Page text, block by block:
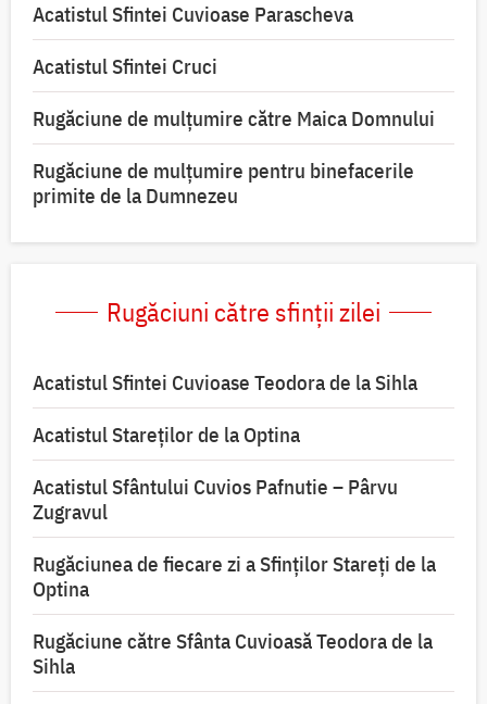
Acatistul Sfintei Cuvioase Parascheva
Acatistul Sfintei Cruci
Rugăciune de mulţumire către Maica Domnului
Rugăciune de mulțumire pentru binefacerile
primite de la Dumnezeu
Rugăciuni către sfinții zilei
Acatistul Sfintei Cuvioase Teodora de la Sihla
Acatistul Stareţilor de la Optina
Acatistul Sfântului Cuvios Pafnutie – Pârvu
Zugravul
Rugăciunea de fiecare zi a Sfinților Stareți de la
Optina
Rugăciune către Sfânta Cuvioasă Teodora de la
Sihla